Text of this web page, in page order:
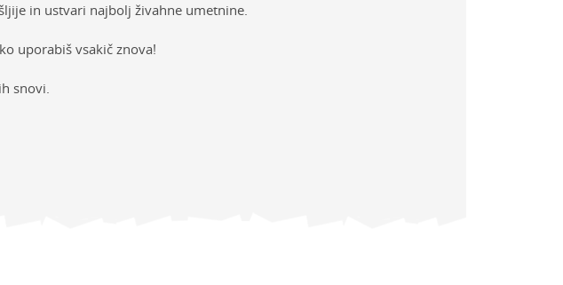
in ustvari najbolj živahne umetnine.
uporabiš vsakič znova!
snovi.